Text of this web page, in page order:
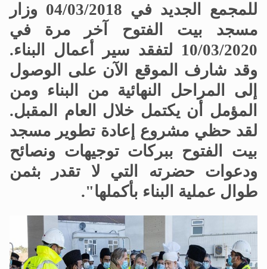
للمجمع الجديد في 04/03/2018 وزار
مسجد بيت الفتوح آخر مرة في
10/03/2020 لتفقد سير أعمال البناء.
وقد شارف الموقع الآن على الوصول
إلى المراحل النهائية من البناء ومن
المؤمل أن يكتمل خلال العام المقبل.
لقد حظي مشروع إعادة تطوير مسجد
بيت الفتوح ببركات توجيهات ونصائح
ودعوات حضرته التي لا تقدر بثمن
طوال عملية البناء بأكملها".